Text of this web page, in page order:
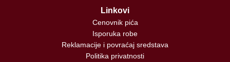
Linkovi
Cenovnik pića
Isporuka robe
Reklamacije i povraćaj sredstava
Politika privatnosti